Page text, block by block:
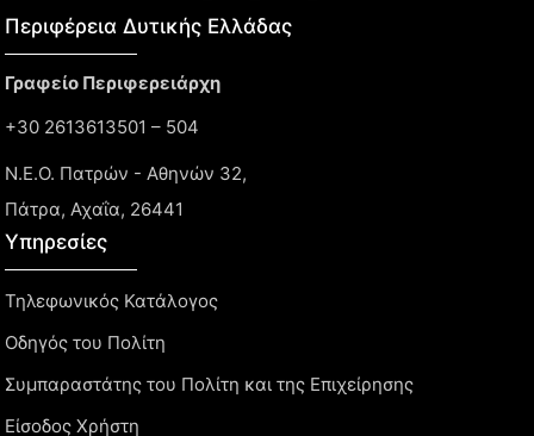
Περιφέρεια Δυτικής Ελλάδας​
Γραφείο Περιφερειάρχη
+30 2613613501 – 504
Ν.Ε.Ο. Πατρών - Αθηνών 32,
Πάτρα, Αχαΐα, 26441
Υπηρεσίες
Τηλεφωνικός Κατάλογος
Οδηγός του Πολίτη
Συμπαραστάτης του Πολίτη και της Επιχείρησης
Είσοδος Χρήστη